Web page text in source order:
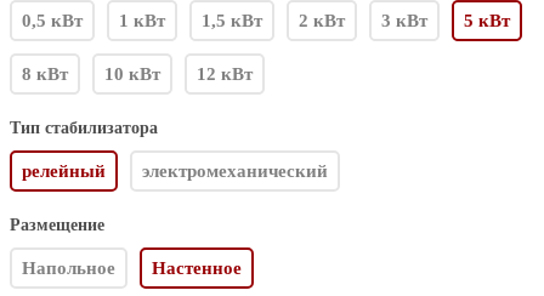
0,5 кВт 1 кВт 1,5 кВт 2 кВт 3 кВт 5 кВт
8 кВт 10 кВт 12 кВт
Тип стабилизатора
релейный электромеханический
Размещение
Напольное Настенное